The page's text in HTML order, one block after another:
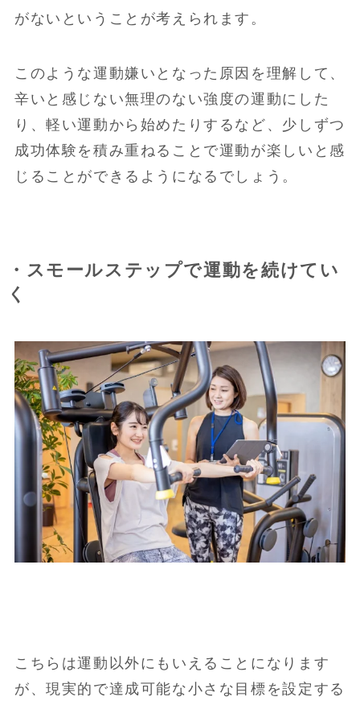
がないということが考えられます。
このような運動嫌いとなった原因を理解して、
辛いと感じない無理のない強度の運動にした
り、軽い運動から始めたりするなど、少しずつ
成功体験を積み重ねることで運動が楽しいと感
じることができるようになるでしょう。
・スモールステップで運動を続けてい
く
こちらは運動以外にもいえることになります
が、現実的で達成可能な小さな目標を設定する